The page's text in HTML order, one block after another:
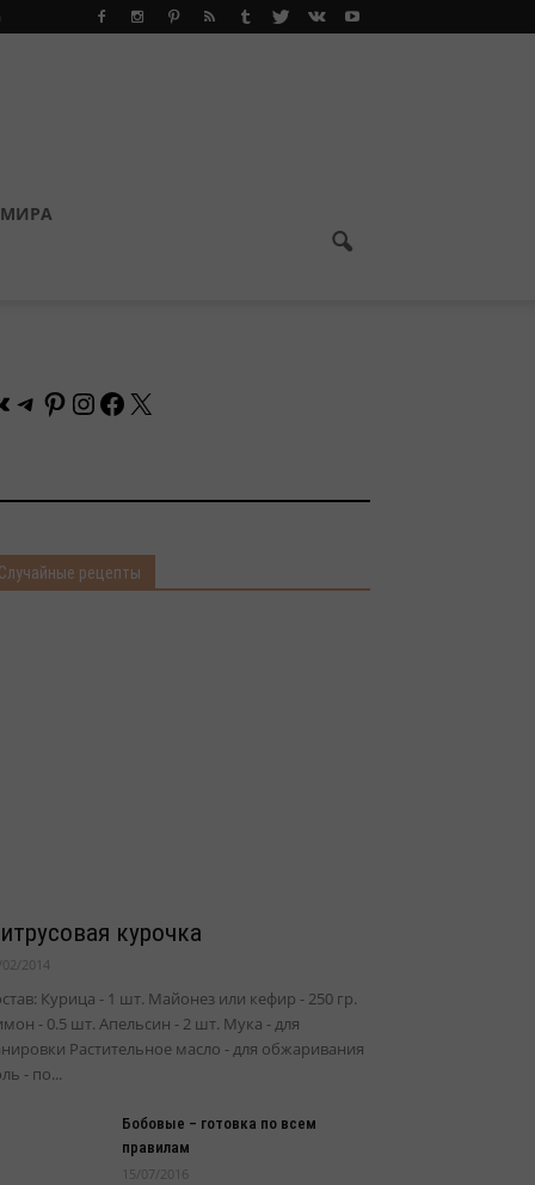
Telegram
Pinterest
Instagram
Facebook
X
рецепты
курочка
2014
Курица - 1 шт. Майонез или кефир - 250 гр.
- 0.5 шт. Апельсин - 2 шт. Мука - для
Растительное масло - для обжаривания
- по...
Бобовые – готовка по всем
правилам
15/07/2016